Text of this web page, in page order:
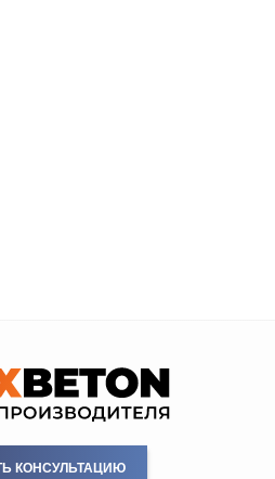
КОНСУЛЬТАЦИЮ